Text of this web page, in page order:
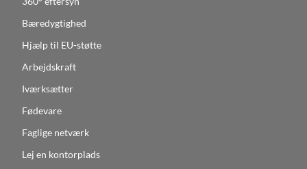
Bæredygtighed
Hjælp til EU-støtte
Arbejdskraft
Iværksætter
Fødevare
Faglige netværk
Lej en kontorplads